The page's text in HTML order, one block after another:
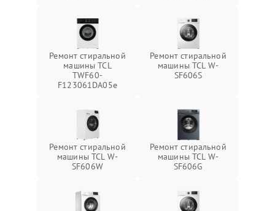
Ремонт стиральной
машины TCL
TWF60-
F123061DA05e
Ремонт стиральной
машины TCL W-
SF606S
Ремонт стиральной
машины TCL W-
SF606W
Ремонт стиральной
машины TCL W-
SF606G